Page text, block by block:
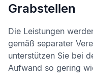
Grabstellen
Die Leistungen
gemäß separater
unterstützen Sie bei
Aufwand so gering